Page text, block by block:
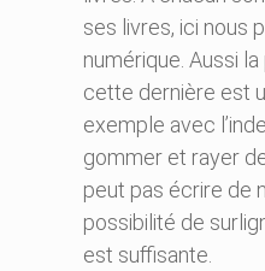
ses livres, ici nous
numérique. Aussi
cette dernière est
exemple avec
gommer et rayer
peut pas écrire de
possibilité de
est suffisante.